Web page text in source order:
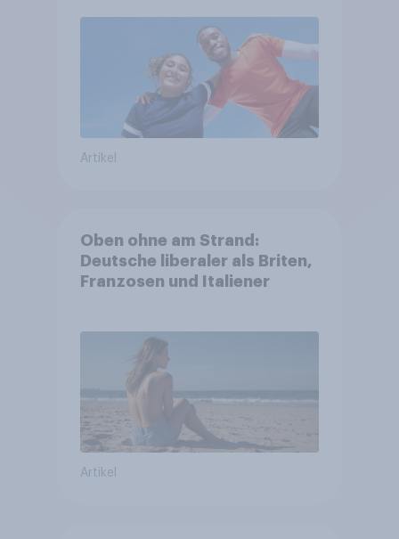
Artikel
Oben ohne am Strand:
Deutsche liberaler als Briten,
Franzosen und Italiener
Artikel